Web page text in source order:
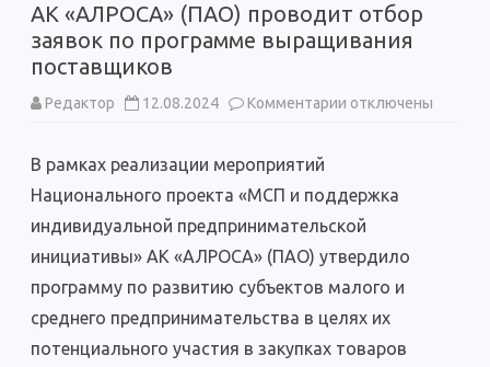
АК «АЛРОСА» (ПАО) проводит отбор
заявок по программе выращивания
поставщиков
Редактор 12.08.2024 Комментарии к
отбор
заявок
по
выращивания
поставщиков
отключены
В рамках реализации мероприятий
Национального проекта «МСП и поддержка
индивидуальной предпринимательской
инициативы» АК «АЛРОСА» (ПАО) утвердило
программу по развитию субъектов малого и
среднего предпринимательства в целях их
потенциального участия в закупках товаров